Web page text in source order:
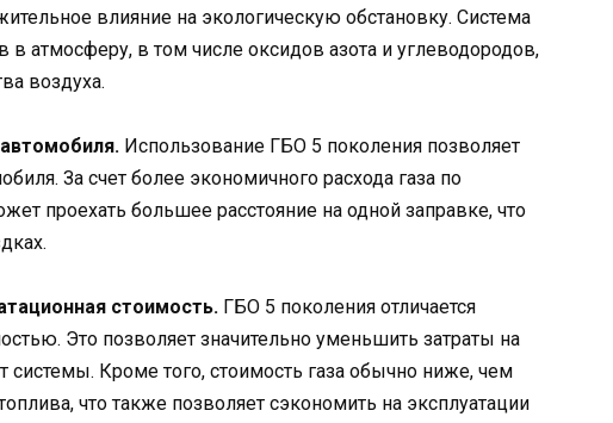
влияние на экологическую обстановку. Система
атмосферу, в том числе оксидов азота и углеводородов,
воздуха.
Использование ГБО 5 поколения позволяет
За счет более экономичного расхода газа по
проехать большее расстояние на одной заправке, что
стоимость. ГБО 5 поколения отличается
Это позволяет значительно уменьшить затраты на
системы. Кроме того, стоимость газа обычно ниже, чем
что также позволяет сэкономить на эксплуатации